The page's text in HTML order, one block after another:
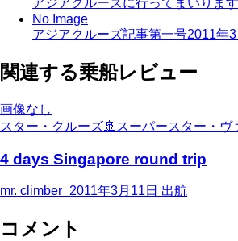
アジアクルーズに行ってまいります
No Image
アジアクルーズ記事第一号2011年3
関連する乗船レビュー
画像なし
スター・クルーズ🚢 スーパースター・ヴ
4 days Singapore round trip
mr. climber_ 2011年3月11日 出航
コメント